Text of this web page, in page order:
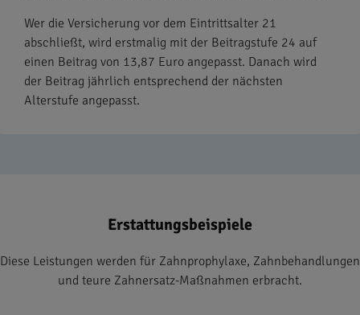
Wer die Versicherung vor dem Eintrittsalter 21
abschließt, wird erstmalig mit der Beitragstufe 24 auf
einen Beitrag von 13,87 Euro angepasst. Danach wird
der Beitrag jährlich entsprechend der nächsten
Alterstufe angepasst.
Erstattungsbeispiele
Diese Leistungen werden für Zahnprophylaxe, Zahnbehandlungen
und teure Zahnersatz-Maßnahmen erbracht.